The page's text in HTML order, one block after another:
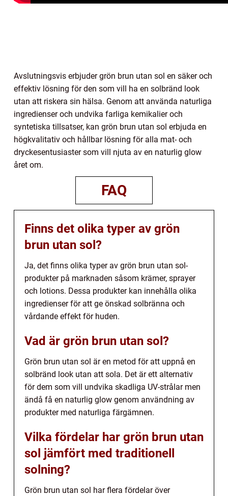
Avslutningsvis erbjuder grön brun utan sol en säker och
effektiv lösning för den som vill ha en solbränd look
utan att riskera sin hälsa. Genom att använda naturliga
ingredienser och undvika farliga kemikalier och
syntetiska tillsatser, kan grön brun utan sol erbjuda en
högkvalitativ och hållbar lösning för alla mat- och
dryckesentusiaster som vill njuta av en naturlig glow
året om.
FAQ
Finns det olika typer av grön
brun utan sol?
Ja, det finns olika typer av grön brun utan sol-
produkter på marknaden såsom krämer, sprayer
och lotions. Dessa produkter kan innehålla olika
ingredienser för att ge önskad solbränna och
vårdande effekt för huden.
Vad är grön brun utan sol?
Grön brun utan sol är en metod för att uppnå en
solbränd look utan att sola. Det är ett alternativ
för dem som vill undvika skadliga UV-strålar men
ändå få en naturlig glow genom användning av
produkter med naturliga färgämnen.
Vilka fördelar har grön brun utan
sol jämfört med traditionell
solning?
Grön brun utan sol har flera fördelar över